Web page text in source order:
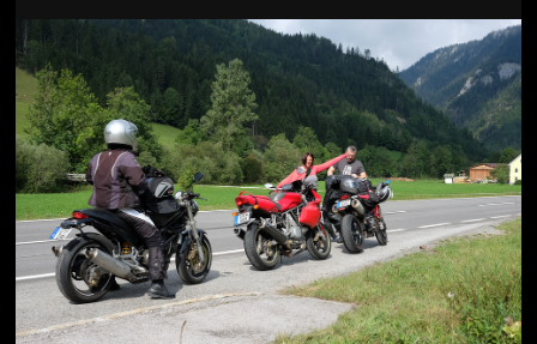
Jön még kép!